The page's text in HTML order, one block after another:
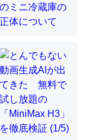
た。調べたら
程度。
はなぜ海にいな